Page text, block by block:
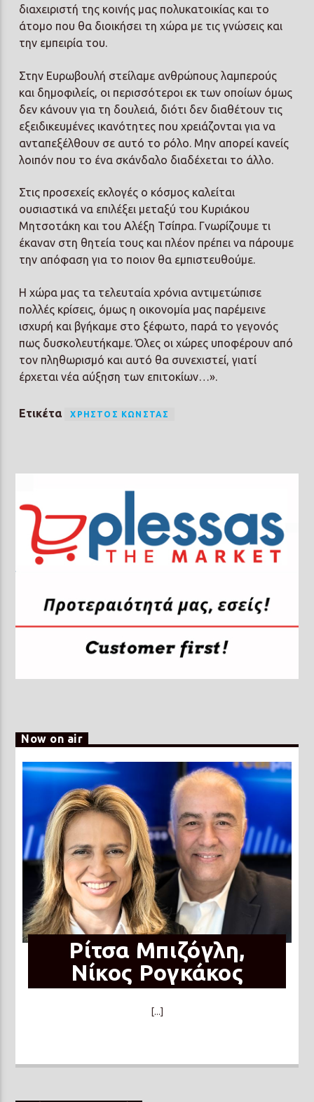
διαχειριστή της κοινής μας πολυκατοικίας και το
άτομο που θα διοικήσει τη χώρα με τις γνώσεις και
την εμπειρία του.
Στην Ευρωβουλή στείλαμε ανθρώπους λαμπερούς
και δημοφιλείς, οι περισσότεροι εκ των οποίων όμως
δεν κάνουν για τη δουλειά, διότι δεν διαθέτουν τις
εξειδικευμένες ικανότητες που χρειάζονται για να
ανταπεξέλθουν σε αυτό το ρόλο. Μην απορεί κανείς
λοιπόν που το ένα σκάνδαλο διαδέχεται το άλλο.
Στις προσεχείς εκλογές ο κόσμος καλείται
ουσιαστικά να επιλέξει μεταξύ του Κυριάκου
Μητσοτάκη και του Αλέξη Τσίπρα. Γνωρίζουμε τι
έκαναν στη θητεία τους και πλέον πρέπει να πάρουμε
την απόφαση για το ποιον θα εμπιστευθούμε.
Η χώρα μας τα τελευταία χρόνια αντιμετώπισε
πολλές κρίσεις, όμως η οικονομία μας παρέμεινε
ισχυρή και βγήκαμε στο ξέφωτο, παρά το γεγονός
πως δυσκολευτήκαμε. Όλες οι χώρες υποφέρουν από
τον πληθωρισμό και αυτό θα συνεχιστεί, γιατί
έρχεται νέα αύξηση των επιτοκίων…».
Ετικέτα ΧΡΉΣΤΟΣ ΚΏΝΣΤΑΣ
Now on air
Ρίτσα Μπιζόγλη,
Νίκος Ρογκάκος
[...]